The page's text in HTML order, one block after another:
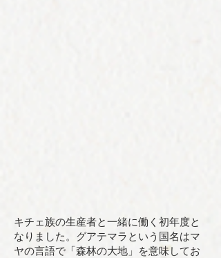
キチェ族の生産者と一緒に働く初年度と
なりました。グアテマラという国名はマ
ヤの言語で「森林の大地」を意味してお